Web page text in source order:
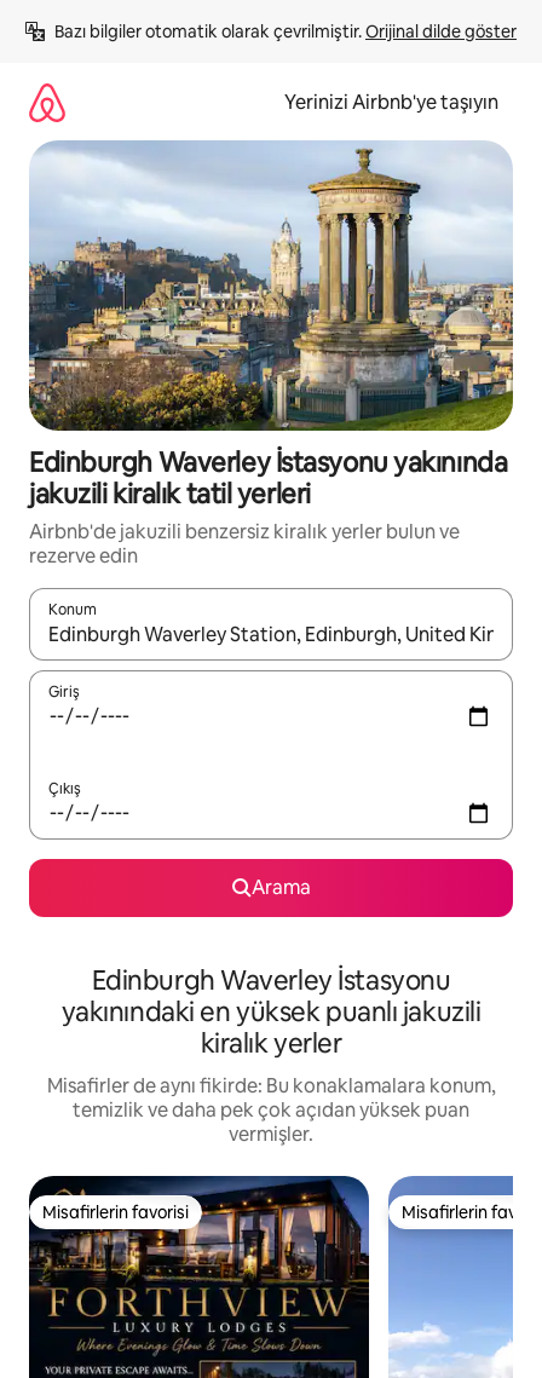
atla
Bazı bilgiler otomatik olarak çevrilmiştir. Orijinal dilde göster
Yerinizi Airbnb'ye taşıyın
Edinburgh Waverley İstasyonu yakınında
jakuzili kiralık tatil yerleri
Airbnb'de jakuzili benzersiz kiralık yerler bulun ve
rezerve edin
Konum
Sonuçlar kullanılabilir olduğunda yukarı ve aşağı oklarıyla
Giriş
Çıkış
Arama
Edinburgh Waverley İstasyonu
yakınındaki en yüksek puanlı jakuzili
kiralık yerler
Misafirler de aynı fikirde: Bu konaklamalara konum,
temizlik ve daha pek çok açıdan yüksek puan
vermişler.
Misafirlerin favorisi
Misafirlerin favorisi Misafirlerin
Misafirlerin